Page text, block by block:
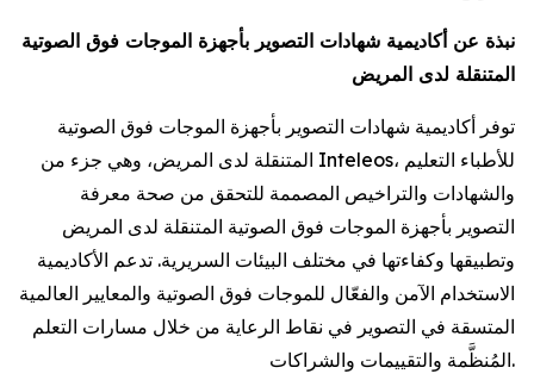
نبذة عن أكاديمية شهادات التصوير بأجهزة الموجات فوق الصوتية
المتنقلة لدى المريض
توفر أكاديمية شهادات التصوير بأجهزة الموجات فوق الصوتية
المتنقلة لدى المريض، وهي جزء من Inteleos، للأطباء التعليم
والشهادات والتراخيص المصممة للتحقق من صحة معرفة
التصوير بأجهزة الموجات فوق الصوتية المتنقلة لدى المريض
وتطبيقها وكفاءتها في مختلف البيئات السريرية. تدعم الأكاديمية
الاستخدام الآمن والفعّال للموجات فوق الصوتية والمعايير العالمية
المتسقة في التصوير في نقاط الرعاية من خلال مسارات التعلم
المُنظَّمة والتقييمات والشراكات.